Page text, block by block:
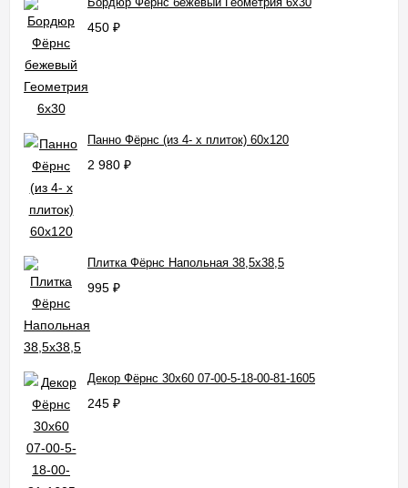
450 ₽
Панно Фёрнс (из 4- х плиток) 60x120
2 980 ₽
Плитка Фёрнс Напольная 38,5x38,5
995 ₽
Декор Фёрнс 30x60 07-00-5-18-00-81-1605
245 ₽